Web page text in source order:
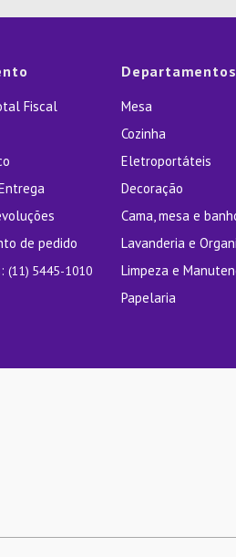
Fiscal
de pedido
(11) 5445-1010
Departamentos
Mesa
Cozinha
Eletroportáteis
Decoração
Cama, mesa e
Lavanderia e
Limpeza e
Papelaria